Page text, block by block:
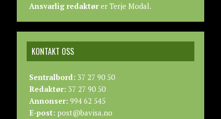
Ansvarlig redaktører Terje Modal.
KONTAKT OSS
Sentralbord:37 27 90 50
Redaktør:37 27 90 50
Annonser:994 62 545
E-post:post@bavisa.no